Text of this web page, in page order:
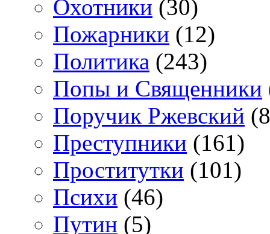
Охотники (30)
Пожарники (12)
Политика (243)
Попы и Священники
Поручик Ржевский
Преступники (161)
Проститутки (101)
Психи (46)
Путин (5)